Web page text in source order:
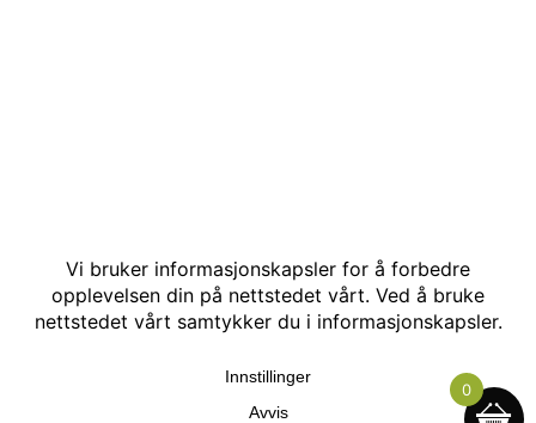
Hjemmesidehelten
0